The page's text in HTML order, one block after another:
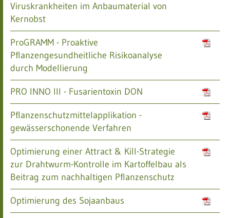
Viruskrankheiten im Anbaumaterial von
Kernobst
ProGRAMM - Proaktive
Pflanzengesundheitliche Risikoanalyse
durch Modellierung
PRO INNO III - Fusarientoxin DON
Pflanzenschutzmittelapplikation -
gewässerschonende Verfahren
Optimierung einer Attract & Kill-Strategie
zur Drahtwurm-Kontrolle im Kartoffelbau als
Beitrag zum nachhaltigen Pflanzenschutz
Optimierung des Sojaanbaus